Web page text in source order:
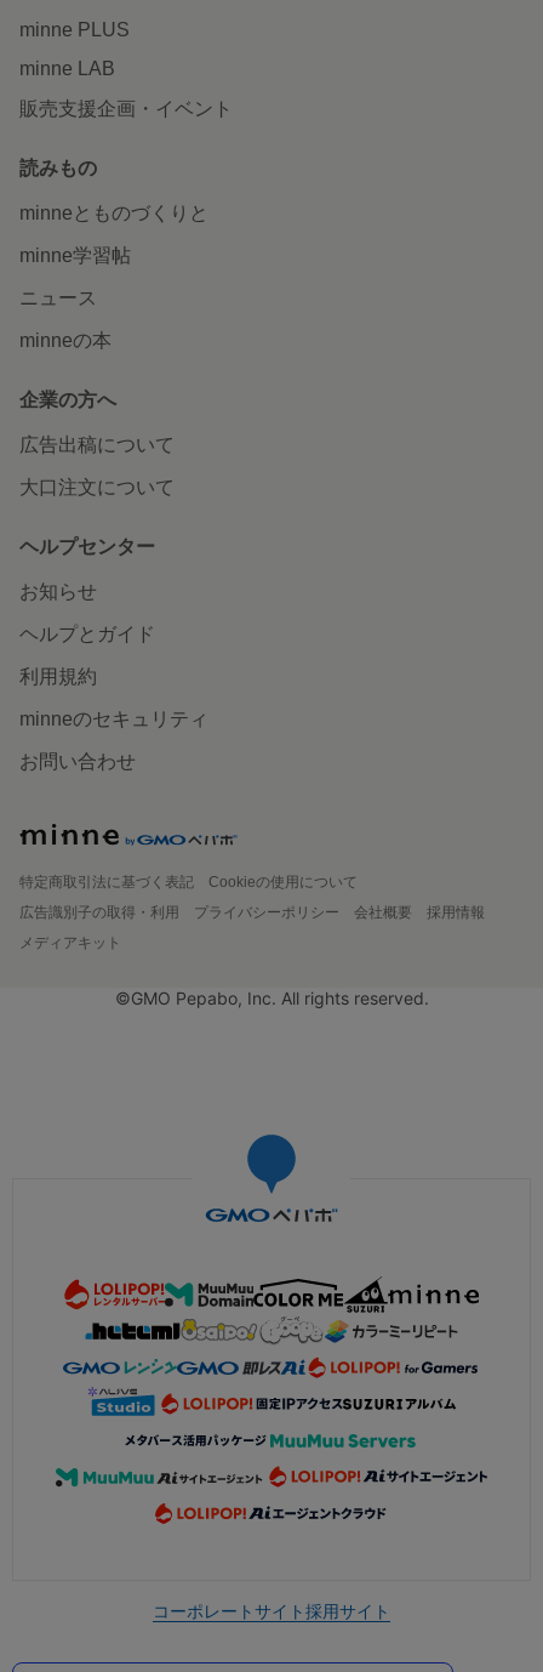
minne PLUS
minne LAB
販売支援企画・イベント
読みもの
minneとものづくりと
minne学習帖
ニュース
minneの本
企業の方へ
広告出稿について
大口注文について
ヘルプセンター
お知らせ
ヘルプとガイド
利用規約
minneのセキュリティ
お問い合わせ
特定商取引法に基づく表記
Cookieの使用について
広告識別子の取得・利用
プライバシーポリシー 会社概要
採用情報
メディアキット
©GMO Pepabo, Inc. All rights reserved.
コーポレートサイト採用サイト